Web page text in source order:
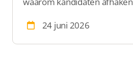
formulieren meer
24 juni 2026